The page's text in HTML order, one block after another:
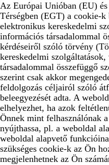
Az Európai Unióban (EU)
Térségben (EGT) a cookie-k
elektronikus kereskedelmi
információs társadalommal
kérdéseiről szóló törvény
kereskedelmi
társadalommal összefüggő
szerint csak akkor
feldolgozás céljairól szóló
beleegyezését adta. A
elhelyezhet, ha azok
Önnek mint felhasználónak
nyújthassa, pl. a weboldal
weboldal alapvető
szükséges cookie-k az Ön
megjelenhetnek az Ön